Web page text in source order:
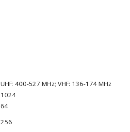
UHF: 400-527 MHz; VHF: 136-174 MHz
1024
64
256